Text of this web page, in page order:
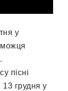
у
пісні
13 грудня у